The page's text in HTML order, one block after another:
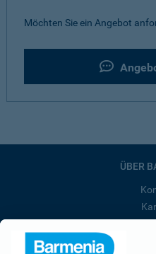
Möchten Sie ein Angebot
ÜBER